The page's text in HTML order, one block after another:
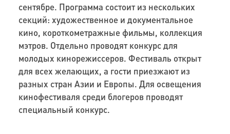
сентябре. Программа состоит из нескольких
секций: художественное и документальное
кино, короткометражные фильмы, коллекция
мэтров. Отдельно проводят конкурс для
молодых кинорежиссеров. Фестиваль открыт
для всех желающих, а гости приезжают из
разных стран Азии и Европы. Для освещения
кинофестиваля среди блогеров проводят
специальный конкурс.